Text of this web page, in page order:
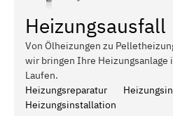
Heizungsausfall
Von Ölheizungen zu
wir bringen Ihre Heizungsanlage
Laufen.
Heizungsreparatur
Heizungsinstallation